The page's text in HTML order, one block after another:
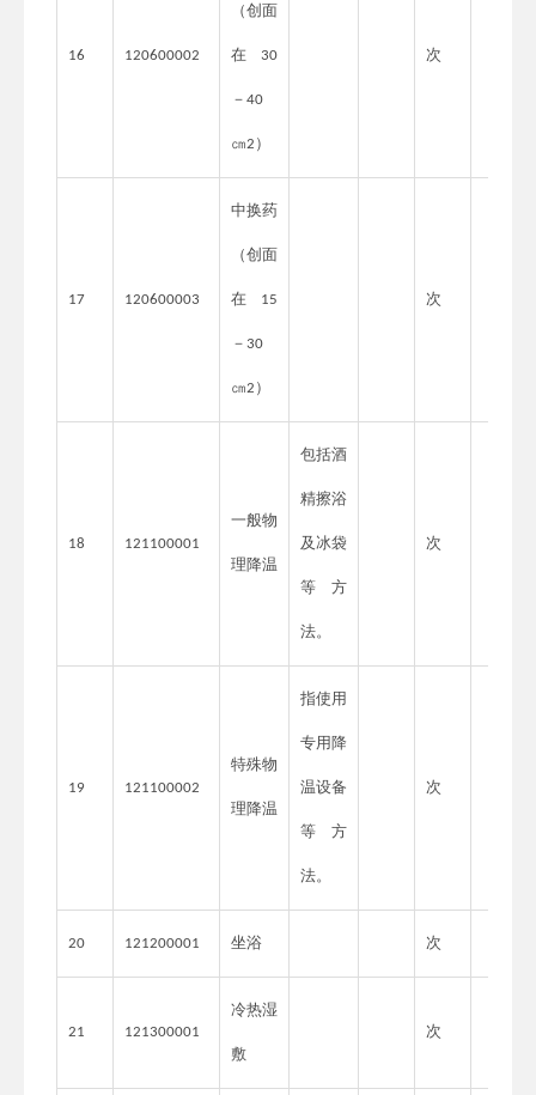
16 120600002
（创面
在 30
－ 40
㎝2 ）
次
17 120600003
中换药
（创面
在 15
－ 30
㎝2 ）
次
18 121100001
一般物
理降温
包括酒
精擦浴
及冰袋
等方
法。
次
19 121100002
特殊物
理降温
指使用
专用降
温设备
等方
法。
次
20 121200001 坐浴 次
21 121300001
冷热湿
敷
次